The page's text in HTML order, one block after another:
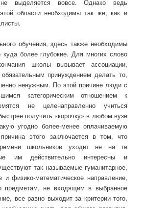
выделяется вовсе. Однако ведь
области необходимы так же, как и
обучения, здесь также необходимы
куда более глубокие. Для многих слово
школы вызывает ассоциации,
принуждением делать то,
ненужным. По этой причине люди с
категорическим отношением к
не целенаправленно учиться
получить «корочку» в любом вузе
угодно более-менее оплачиваемую
этого заключается в том, что
школьников уходит не на те
им действительно интересны и
так называемые гуманитарное,
и физико-математическое направление,
предметам, не входящим в выбранное
все равно выходит за критерии того,